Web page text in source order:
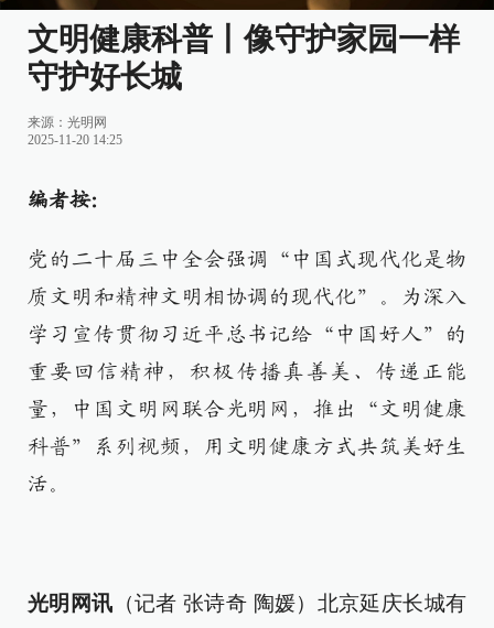
文明健康科普丨像守护家园一样
守护好长城
来源： 光明网
2025-11-20 14:25
编者按：
党的二十届三中全会强调“中国式现代化是物
质文明和精神文明相协调的现代化”。为深入
学习宣传贯彻习近平总书记给“中国好人”的
重要回信精神，积极传播真善美、传递正能
量，中国文明网联合光明网，推出“文明健康
科普”系列视频，用文明健康方式共筑美好生
活。
光明网讯 （记者 张诗奇 陶媛）北京延庆长城有